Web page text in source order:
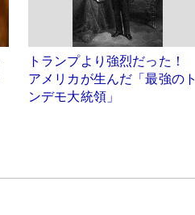
トランプより強烈だった！
アメリカが生んだ「最強のト
ンデモ大統領」